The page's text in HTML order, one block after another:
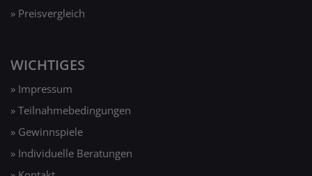
» Preisvergleich
WICHTIGES
» Impressum
» Teilnahmebedingungen
» Gewinnspiele
» Individuelle Beratungen